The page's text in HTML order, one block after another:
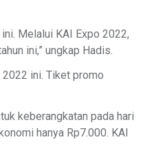
Melalui KAI Expo 2022,
ini,” ungkap Hadis.
ini. Tiket promo
keberangkatan pada hari
hanya Rp7.000. KAI